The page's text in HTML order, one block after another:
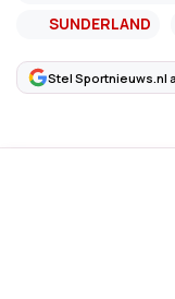
SUNDERLAND
Stel Sportnieuws.nl